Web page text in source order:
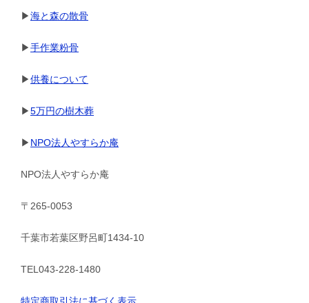
▶海と森の散骨
▶手作業粉骨
▶供養について
▶5万円の樹木葬
▶ NPO法人やすらか庵
NPO法人やすらか庵
〒265-0053
千葉市若葉区野呂町1434-10
TEL043-228-1480